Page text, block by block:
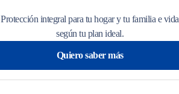
Protección integral para tu hogar y tu familia e vida
según tu plan ideal.
Quiero saber más